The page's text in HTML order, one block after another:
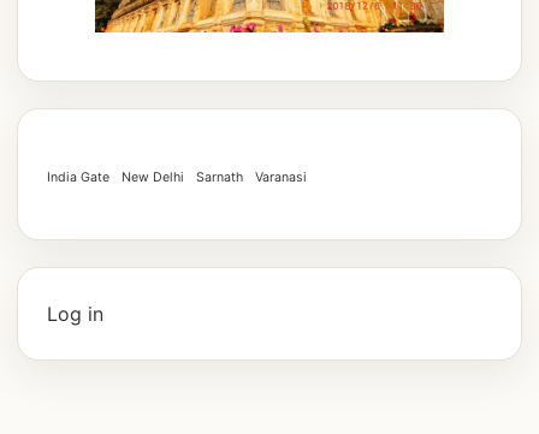
India Gate New Delhi Sarnath Varanasi
Log in